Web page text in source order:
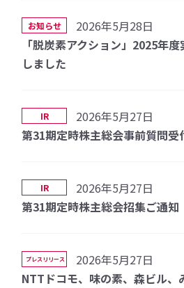
お知らせ
2026年5月28日
「脱炭素アクション」2025年
しました
IR
2026年5月27日
第31期定時株主総会事前質問受
IR
2026年5月27日
第31期定時株主総会招集ご通知
プレスリリース
2026年5月27日
NTTドコモ、味の素、森ビル、